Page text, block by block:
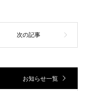
お知らせ一覧